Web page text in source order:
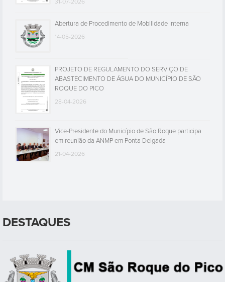
31-07-2026
Abertura de Procedimento de Mobilidade Interna
14-05-2026
PROJETO DE REGULAMENTO DO SERVIÇO DE
ABASTECIMENTO DE ÁGUA DO MUNICÍPIO DE SÃO
ROQUE DO PICO
28-04-2026
Vice-Presidente do Município de São Roque participa
em reunião da ANMP em Ponta Delgada
21-04-2026
DESTAQUES